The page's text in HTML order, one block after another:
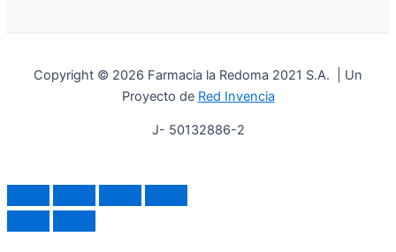
Copyright © 2026 Farmacia la Redoma 2021 S.A. | Un
Proyecto de Red Invencia
J- 50132886-2